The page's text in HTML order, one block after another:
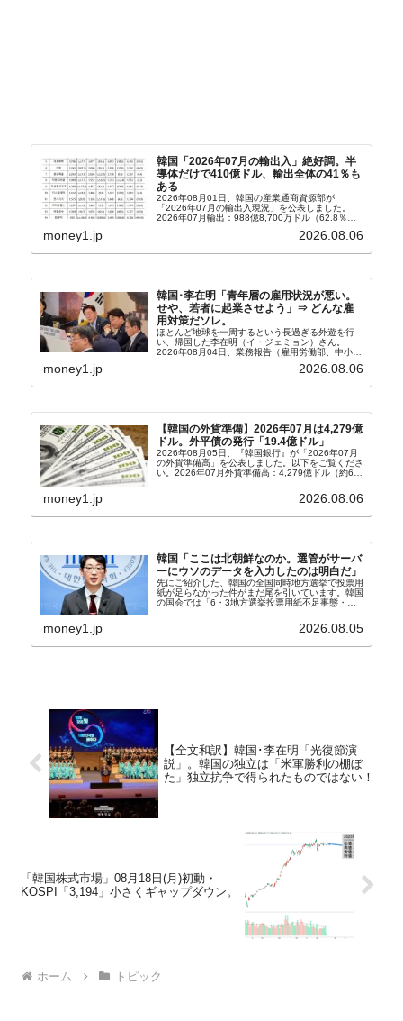
韓国「2026年07月の輸出入」絶好調。半
導体だけで410億ドル、輸出全体の41％も
ある
2026年08月01日、韓国の産業通商資源部が
「2026年07月の輸出入現況」を公表しました。
2026年07月輸出：988億8,700万ドル（62.8％）
money1.jp 2026.08.06
韓国･李在明「青年層の雇用状況が悪い。
せや、若者に起業させよう」⇒ どんな雇
用対策だソレ。
ほとんど地球を一周するという長過ぎる外遊を行
い、帰国した李在明（イ・ジェミョン）さん。
2026年08月04日、業務報告（雇用労働部、中小ベ
上、韓国大統領に成りおおせた李在明（イ・ジェミ
money1.jp 2026.08.06
【韓国の外貨準備】2026年07月は4,279億
ドル。外平債の発行「19.4億ドル」
2026年08月05日、『韓国銀行』が「2026年07月
の外貨準備高」を公表しました。以下をご覧くださ
い。2026年07月外貨準備高：4,279億ドル（約67
money1.jp 2026.08.06
韓国「ここは北朝鮮なのか。選管がサーバ
ーにウソのデータを入力したのは明白だ」
先にご紹介した、韓国の全国同時地方選挙で投票用
紙が足らなかった件がまだ尾を引いています。韓国
の国会では「6・3地方選挙投票用紙不足事態・国
す。『国民の力』の朱晋佑（チュ・ジヌ）議員はそ
money1.jp 2026.08.05
【全文和訳】韓国･李在明「光復節演
説」。韓国の独立は「米軍勝利の棚ぼ
た」独立抗争で得られたものではない！
「韓国株式市場」08月18日(月)初動・
KOSPI「3,194」小さくギャップダウン。
ホーム トピック